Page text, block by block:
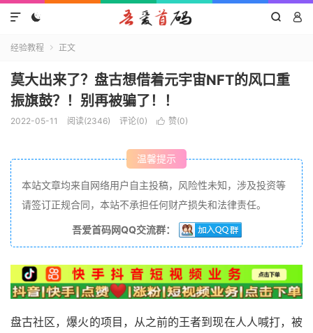
  

经验教程  正文
莫大出来了？盘古想借着元宇宙NFT的风口重
振旗鼓？！别再被骗了！！
2022-05-11 阅读(2346) 评论(0)  赞(0)
温馨提示
本站文章均来自网络用户自主投稿，风险性未知，涉及投资等
请签订正规合同，本站不承担任何财产损失和法律责任。
吾爱首码网QQ交流群：
盘古社区，爆火的项目，从之前的王者到现在人人喊打，被